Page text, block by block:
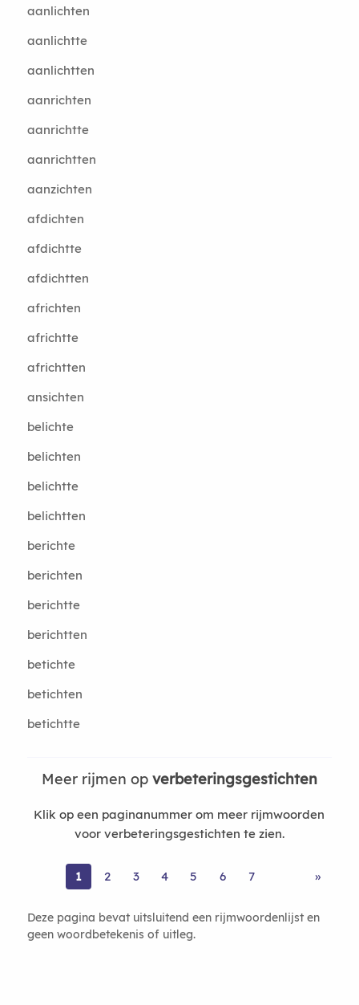
aanlichten
aanlichtte
aanlichtten
aanrichten
aanrichtte
aanrichtten
aanzichten
afdichten
afdichtte
afdichtten
africhten
africhtte
africhtten
ansichten
belichte
belichten
belichtte
belichtten
berichte
berichten
berichtte
berichtten
betichte
betichten
betichtte
Meer rijmen op verbeteringsgestichten
Klik op een paginanummer om meer rijmwoorden
voor verbeteringsgestichten te zien.
1 2 3 4 5 6 7 »
Deze pagina bevat uitsluitend een rijmwoordenlijst en
geen woordbetekenis of uitleg.